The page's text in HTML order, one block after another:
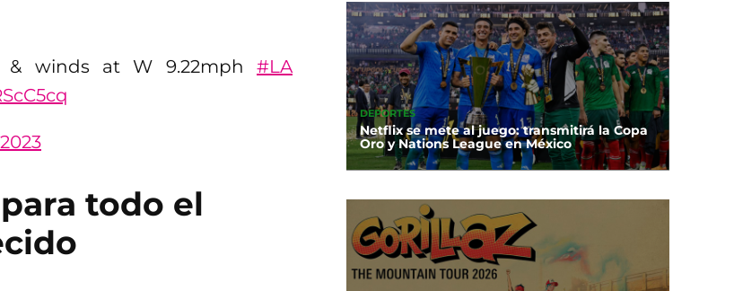
& winds at W 9.22mph#LA
todo el
DEPORTES
Netflix se mete al juego: transmitirá la Copa
Oro y Nations League en México